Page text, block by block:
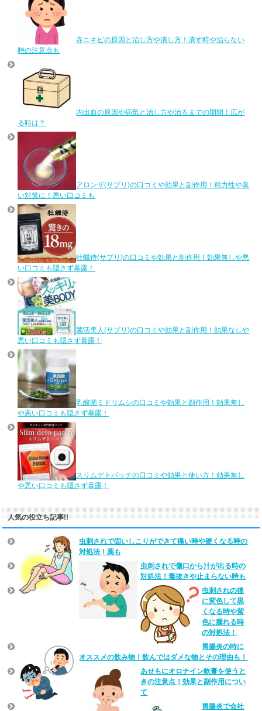
赤ニキビの原因と治し方や潰し方！潰す時や治らない
時の注意点も
内出血の原因や病気と治し方や治るまでの期間！広が
る時は？
アロンザ(サプリ)の口コミや効果と副作用！精力性や臭
い対策に！悪い口コミも
牡蠣侍(サプリ)の口コミや効果と副作用！効果無しや悪
い口コミも隠さず暴露！
菌活美人(サプリ)の口コミや効果と副作用！効果なしや
悪い口コミも隠さず暴露！
乳酸菌ミドリムシの口コミや効果と副作用！効果無し
や悪い口コミも隠さず暴露！
スリムデトパッチの口コミや効果と使い方！効果無し
や悪い口コミも隠さず暴露！
人気の役立ち記事!!
虫刺されで固いしこりができて痛い時や硬くなる時の
対処法！薬も
虫刺されで傷口から汁が出る時の
対処法！毒抜きや止まらない時も
虫刺されの後
に変色して黒
くなる時や紫
色に腫れる時
の対処法！
胃腸炎の時に
オススメの飲み物！飲んではダメな物とその理由も！
あせもにオロナイン軟膏を使うと
きの注意点！効果と副作用につい
て
胃腸炎で会社